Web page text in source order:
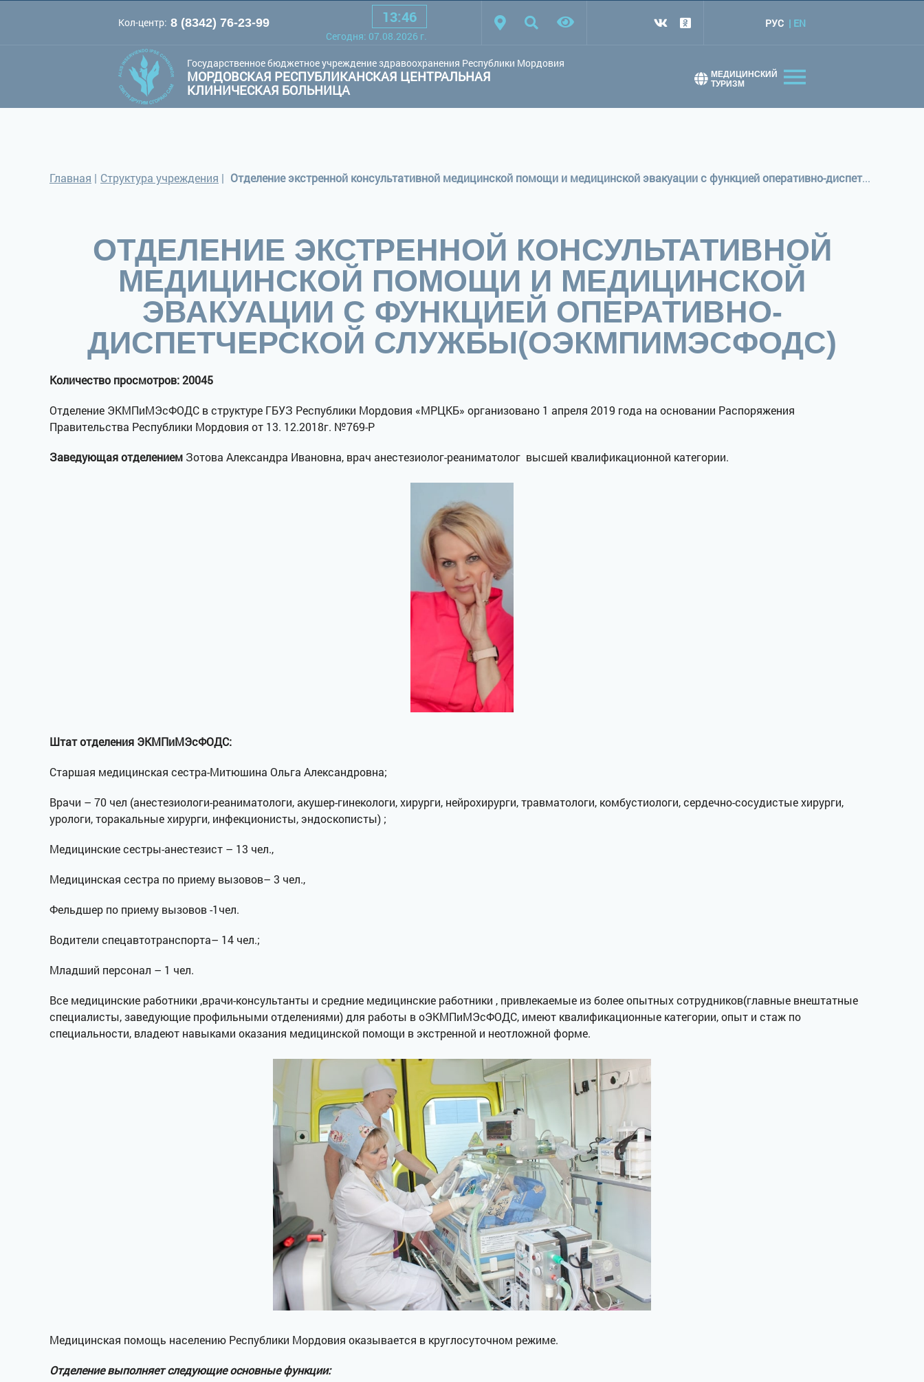
Шрифт: A A A Белая схема Черная схема Обычный сайт
Кол-центр: 8 (8342) 76-23-99 13:46
Cегодня: 07.08.2026 г.
РУС EN
Государственное бюджетное учреждение здравоохранения Республики Мордовия
МОРДОВСКАЯ РЕСПУБЛИКАНСКАЯ ЦЕНТРАЛЬНАЯ
КЛИНИЧЕСКАЯ БОЛЬНИЦА
МЕДИЦИНСКИЙ
ТУРИЗМ
Главная | Структура учреждения | Отделение экстренной консультативной медицинской помощи и медицинской эвакуации с функцией оперативно-диспетчерской службы(оЭКМПиМЭсФОДС)
ОТДЕЛЕНИЕ ЭКСТРЕННОЙ КОНСУЛЬТАТИВНОЙ
МЕДИЦИНСКОЙ ПОМОЩИ И МЕДИЦИНСКОЙ
ЭВАКУАЦИИ С ФУНКЦИЕЙ ОПЕРАТИВНО-
ДИСПЕТЧЕРСКОЙ СЛУЖБЫ(ОЭКМПИМЭСФОДС)
Количество просмотров: 20045
Отделение ЭКМПиМЭсФОДС в структуре ГБУЗ Республики Мордовия «МРЦКБ» организовано 1 апреля 2019 года на основании Распоряжения
Правительства Республики Мордовия от 13. 12.2018г. №769-Р
Заведующая отделением Зотова Александра Ивановна, врач анестезиолог-реаниматолог высшей квалификационной категории.
Штат отделения ЭКМПиМЭсФОДС:
Старшая медицинская сестра-Митюшина Ольга Александровна;
Врачи – 70 чел (анестезиологи-реаниматологи, акушер-гинекологи, хирурги, нейрохирурги, травматологи, комбустиологи, сердечно-сосудистые хирурги,
урологи, торакальные хирурги, инфекционисты, эндоскописты) ;
Медицинские сестры-анестезист – 13 чел.,
Медицинская сестра по приему вызовов– 3 чел.,
Фельдшер по приему вызовов -1чел.
Водители спецавтотранспорта– 14 чел.;
Младший персонал – 1 чел.
Все медицинские работники ,врачи-консультанты и средние медицинские работники , привлекаемые из более опытных сотрудников(главные внештатные
специалисты, заведующие профильными отделениями) для работы в оЭКМПиМЭсФОДС, имеют квалификационные категории, опыт и стаж по
специальности, владеют навыками оказания медицинской помощи в экстренной и неотложной форме.
Медицинская помощь населению Республики Мордовия оказывается в круглосуточном режиме.
Отделение выполняет следующие основные функции: